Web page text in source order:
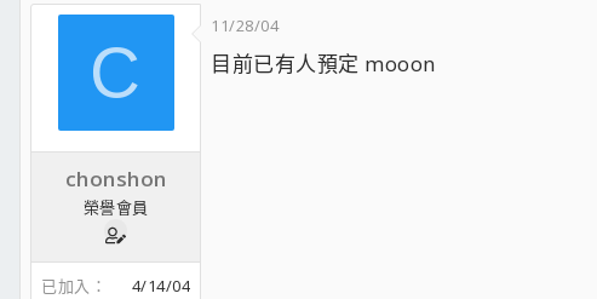
C
chonshon
榮譽會員
已加入
4/14/04
11/28/04
目前已有人預定 mooon